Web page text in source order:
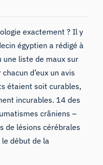
exactement ? Il y
égyptien a rédigé à
une liste de maux sur
d’eux un avis
étaient soit curables,
incurables. 14 des
crâniens –
de lésions cérébrales
début de la